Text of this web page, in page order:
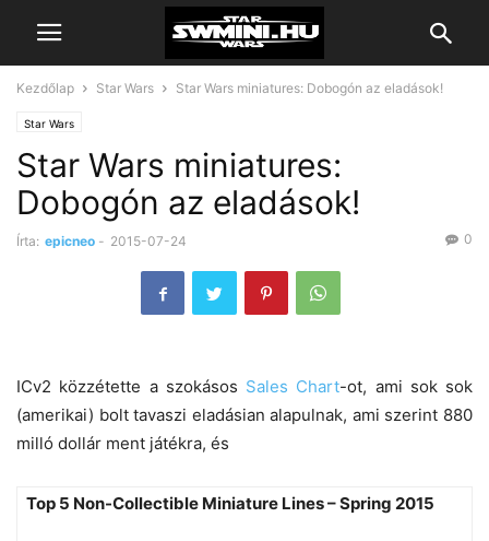
Kezdőlap Star Wars Star Wars miniatures: Dobogón az eladások!
Star Wars
Star Wars miniatures:
Dobogón az eladások!
Írta: epicneo - 2015-07-24 0
ICv2 közzétette a szokásos Sales Chart-ot, ami sok sok
(amerikai) bolt tavaszi eladásian alapulnak, ami szerint 880
milló dollár ment játékra, és
Top 5 Non-Collectible Miniature Lines – Spring 2015